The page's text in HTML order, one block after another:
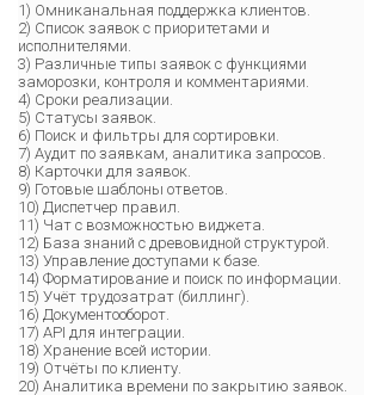
1) Омниканальная поддержка клиентов.
2) Список заявок с приоритетами и
исполнителями.
3) Различные типы заявок с функциями
заморозки, контроля и комментариями.
4) Сроки реализации.
5) Статусы заявок.
6) Поиск и фильтры для сортировки.
7) Аудит по заявкам, аналитика запросов.
8) Карточки для заявок.
9) Готовые шаблоны ответов.
10) Диспетчер правил.
11) Чат с возможностью виджета.
12) База знаний с древовидной структурой.
13) Управление доступами к базе.
14) Форматирование и поиск по информации.
15) Учёт трудозатрат (биллинг).
16) Документооборот.
17) API для интеграции.
18) Хранение всей истории.
19) Отчёты по клиенту.
20) Аналитика времени по закрытию заявок.